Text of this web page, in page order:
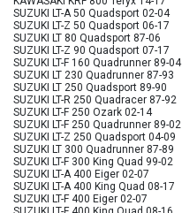
SUZUKI LT-A 50 Quadsport 02-04
SUZUKI LT-Z 50 Quadsport 06-17
SUZUKI LT 80 Quadsport 87-06
SUZUKI LT-Z 90 Quadsport 07-17
SUZUKI LT-F 160 Quadrunner 89-04
SUZUKI LT 230 Quadrunner 87-93
SUZUKI LT 250 Quadsport 89-90
SUZUKI LT-R 250 Quadracer 87-92
SUZUKI LT-F 250 Ozark 02-14
SUZUKI LT-F 250 Quadrunner 89-02
SUZUKI LT-Z 250 Quadsport 04-09
SUZUKI LT 300 Quadrunner 87-89
SUZUKI LT-F 300 King Quad 99-02
SUZUKI LT-A 400 Eiger 02-07
SUZUKI LT-A 400 King Quad 08-17
SUZUKI LT-F 400 Eiger 02-07